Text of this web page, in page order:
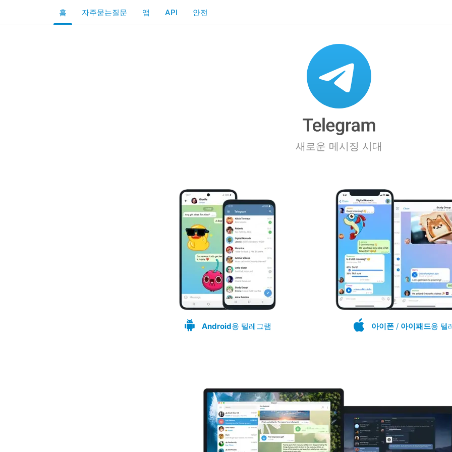
홈 자주묻는질문 앱 API 안전
새로운 메시징 시대
Android용 텔레그램 아이폰/ 아이패드용 텔